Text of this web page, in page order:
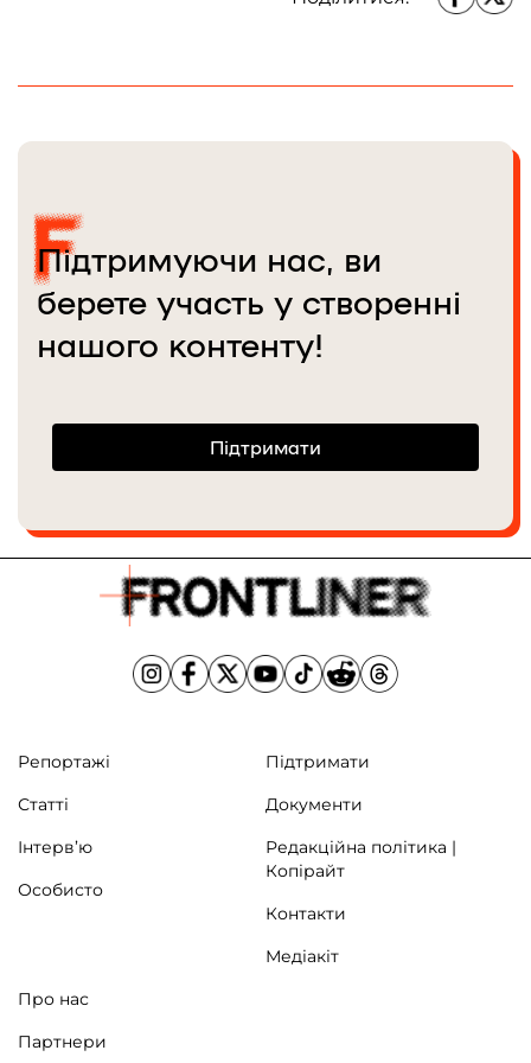
Підтримуючи нас, ви
берете участь у створенні
нашого контенту!
Підтримати
Репортажі
Статті
Інтерв’ю
Особисто
Підтримати
Документи
Редакційна політика |
Копірайт
Контакти
Медіакіт
Про нас
Партнери